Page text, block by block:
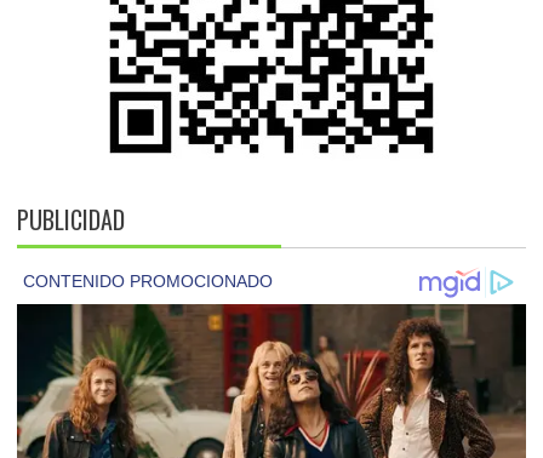
PUBLICIDAD